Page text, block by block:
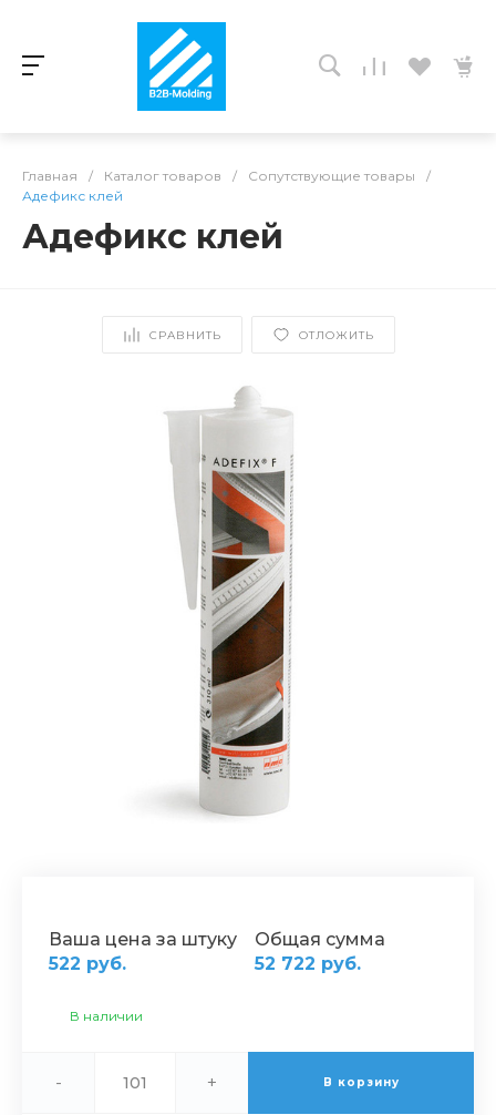
Главная / Каталог товаров / Сопутствующие товары
/
Адефикс клей
Адефикс клей
СРАВНИТЬ ОТЛОЖИТЬ
Ваша цена за штуку
522 руб.
Общая сумма
52 722 руб.
В наличии
- + В корзину